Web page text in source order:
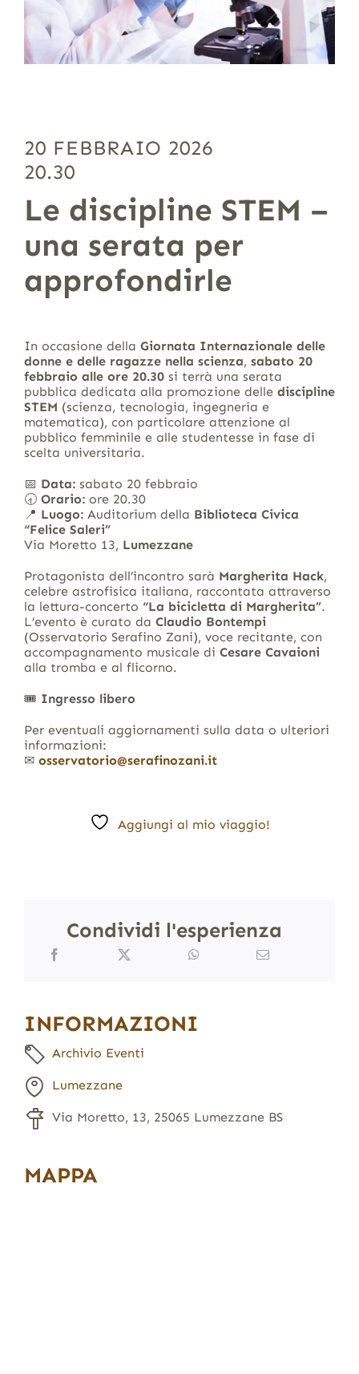
20 FEBBRAIO 2026
20.30
Le discipline STEM –
una serata per
approfondirle
In occasione della Giornata Internazionale delle
donne e delle ragazze nella scienza, sabato 20
febbraio alle ore 20.30si terrà una serata
pubblica dedicata alla promozione delle discipline
STEM (scienza, tecnologia, ingegneria e
matematica), con particolare attenzione al
pubblico femminile e alle studentesse in fase di
scelta universitaria.
📅 Data:sabato 20 febbraio
🕣 Orario:ore 20.30
📍 Luogo:Auditorium della Biblioteca Civica
“Felice Saleri”
Via Moretto 13, Lumezzane
Protagonista dell’incontro sarà Margherita Hack,
celebre astrofisica italiana, raccontata attraverso
la lettura-concerto “La bicicletta di Margherita”.
L’evento è curato da Claudio Bontempi
(Osservatorio Serafino Zani), voce recitante, con
accompagnamento musicale di Cesare Cavaioni
alla tromba e al flicorno.
🎟 Ingresso libero
Per eventuali aggiornamenti sulla data o ulteriori
informazioni:
✉ osservatorio@serafinozani.it
Aggiungi al mio viaggio!
Condividi l'esperienza
INFORMAZIONI
Archivio Eventi
Lumezzane
Via Moretto, 13, 25065 Lumezzane BS
MAPPA